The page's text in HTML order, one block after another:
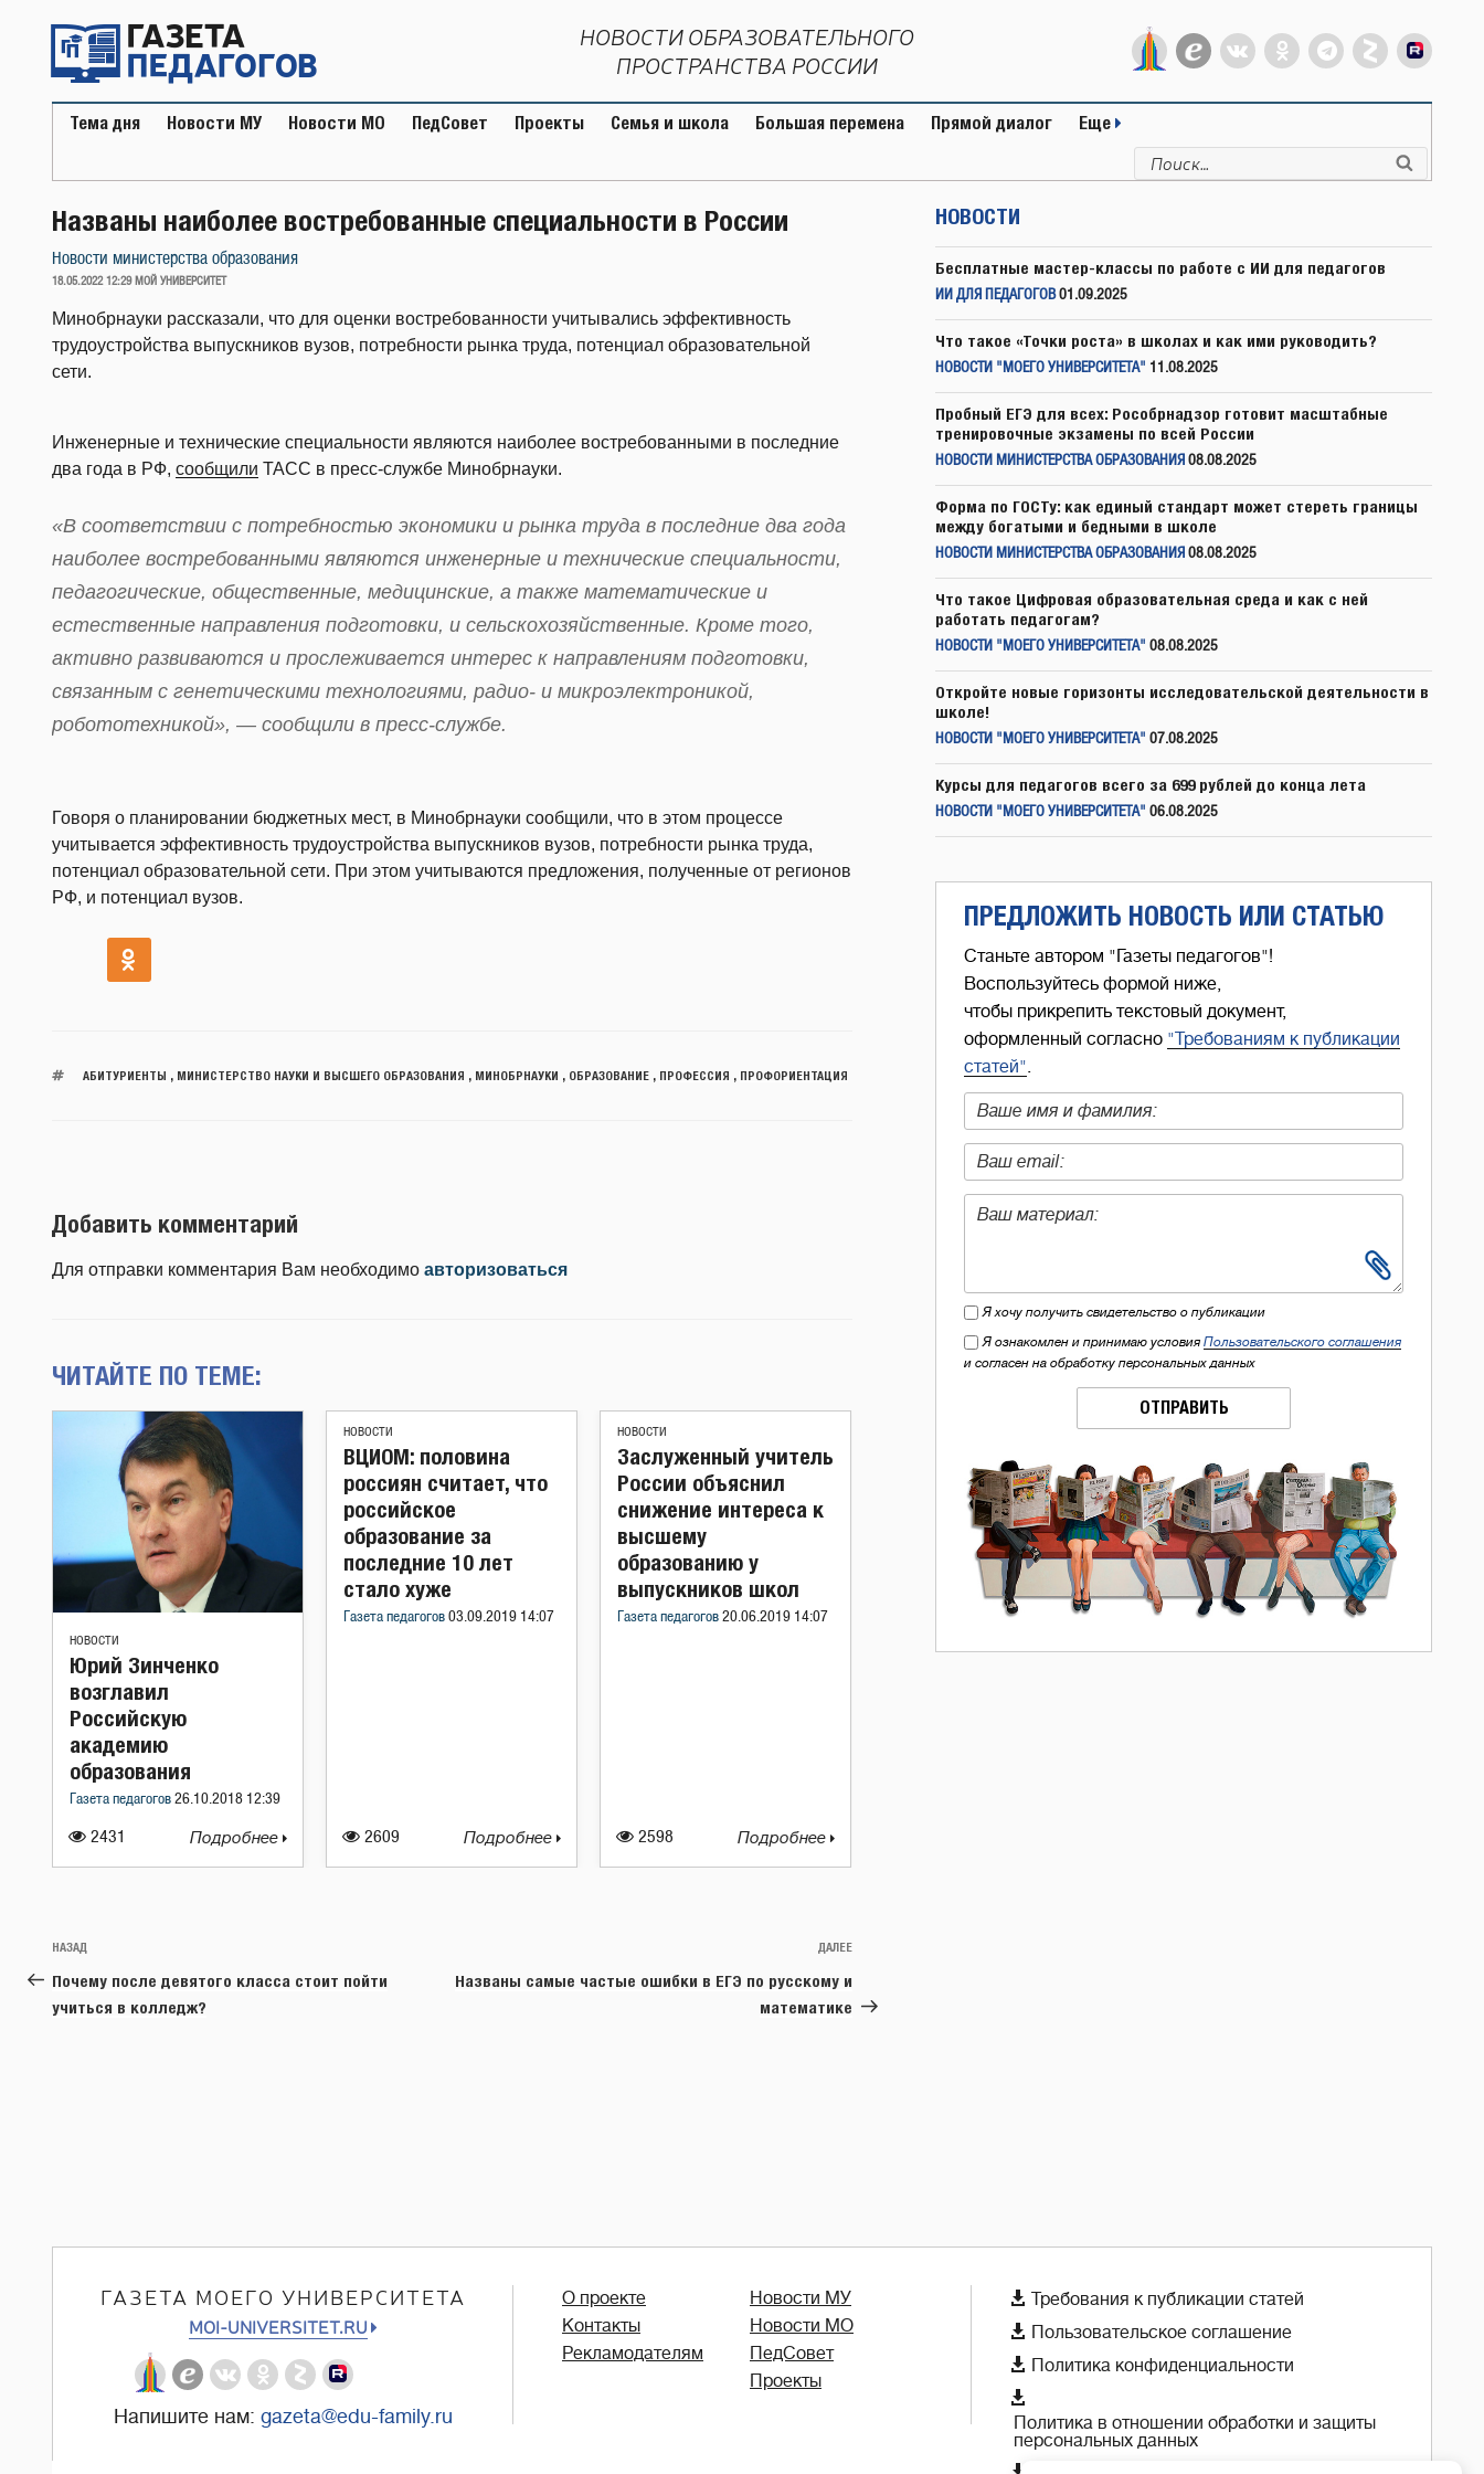
содержимому
НОВОСТИ ОБРАЗОВАТЕЛЬНОГО
ПРОСТРАНСТВА РОССИИ
Тема дня Новости МУ Новости МО ПедСовет Проекты Семья и школа Большая перемена Прямой диалог Еще
Искать:
Названы наиболее востребованные специальности в России
Новости министерства образования
ОПУБЛИКОВАНО
18.05.2022 12:29 МОЙ УНИВЕРСИТЕТ
Минобрнауки рассказали, что для оценки востребованности учитывались эффективность
трудоустройства выпускников вузов, потребности рынка труда, потенциал образовательной
сети.
Инженерные и технические специальности являются наиболее востребованными в последние
два года в РФ, сообщили ТАСС в пресс-службе Минобрнауки.
«В соответствии с потребностью экономики и рынка труда в последние два года
наиболее востребованными являются инженерные и технические специальности,
педагогические, общественные, медицинские, а также математические и
естественные направления подготовки, и сельскохозяйственные. Кроме того,
активно развиваются и прослеживается интерес к направлениям подготовки,
связанным с генетическими технологиями, радио- и микроэлектроникой,
робототехникой», — сообщили в пресс-службе.
Говоря о планировании бюджетных мест, в Минобрнауки сообщили, что в этом процессе
учитывается эффективность трудоустройства выпускников вузов, потребности рынка труда,
потенциал образовательной сети. При этом учитываются предложения, полученные от регионов
РФ, и потенциал вузов.
АБИТУРИЕНТЫ , МИНИСТЕРСТВО НАУКИ И ВЫСШЕГО ОБРАЗОВАНИЯ , МИНОБРНАУКИ , ОБРАЗОВАНИЕ, ПРОФЕССИЯ , ПРОФОРИЕНТАЦИЯ
Добавить комментарий
Для отправки комментария Вам необходимо авторизоваться
ЧИТАЙТЕ ПО ТЕМЕ:
НОВОСТИ
2431
Юрий Зинченко
возглавил
Российскую
академию
образования
Газета педагогов 26.10.2018 12:39
Подробнее
НОВОСТИ
2609
ВЦИОМ: половина
россиян считает, что
российское
образование за
последние 10 лет
стало хуже
Газета педагогов 03.09.2019 14:07
Подробнее
НОВОСТИ
2598
Заслуженный учитель
России объяснил
снижение интереса к
высшему
образованию у
выпускников школ
Газета педагогов 20.06.2019 14:07
Подробнее
Навигация
по
записям
Предыдущая
запись:
НАЗАД
Почему после девятого класса стоит пойти
учиться в колледж?
Следующая
ДАЛЕЕ
Названы самые частые ошибки в ЕГЭ по русскому и
математике
НОВОСТИ
Бесплатные мастер-классы по работе с ИИ для педагогов
ИИ ДЛЯ ПЕДАГОГОВ 01.09.2025
Что такое «Точки роста» в школах и как ими руководить?
НОВОСТИ "МОЕГО УНИВЕРСИТЕТА" 11.08.2025
Пробный ЕГЭ для всех: Рособрнадзор готовит масштабные
тренировочные экзамены по всей России
НОВОСТИ МИНИСТЕРСТВА ОБРАЗОВАНИЯ 08.08.2025
Форма по ГОСТу: как единый стандарт может стереть границы
между богатыми и бедными в школе
НОВОСТИ МИНИСТЕРСТВА ОБРАЗОВАНИЯ 08.08.2025
Что такое Цифровая образовательная среда и как с ней
работать педагогам?
НОВОСТИ "МОЕГО УНИВЕРСИТЕТА" 08.08.2025
Откройте новые горизонты исследовательской деятельности в
школе!
НОВОСТИ "МОЕГО УНИВЕРСИТЕТА" 07.08.2025
Курсы для педагогов всего за 699 рублей до конца лета
НОВОСТИ "МОЕГО УНИВЕРСИТЕТА" 06.08.2025
ПРЕДЛОЖИТЬ НОВОСТЬ ИЛИ СТАТЬЮ
Станьте автором "Газеты педагогов"!
Воспользуйтесь формой ниже,
чтобы прикрепить текстовый документ,
оформленный согласно "Требованиям к публикации
статей".
Я хочу получить свидетельство о публикации
Я ознакомлен и принимаю условия Пользовательского соглашения
и согласен на обработку персональных данных
ОТПРАВИТЬ
ГАЗЕТА МОЕГО УНИВЕРСИТЕТА
MOI-UNIVERSITET.RU
Напишите нам: gazeta@edu-family.ru
О проекте
Контакты
Рекламодателям
Новости МУ
Новости МО
ПедСовет
Проекты
 Требования к публикации статей
 Пользовательское соглашение
 Политика конфиденциальности

Политика в отношении обработки и защиты
персональных данных
